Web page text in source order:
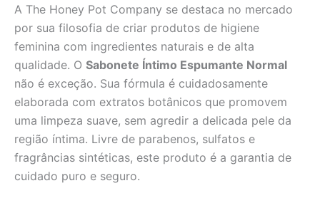
A The Honey Pot Company se destaca no mercado
por sua filosofia de criar produtos de higiene
feminina com ingredientes naturais e de alta
qualidade. O Sabonete Íntimo Espumante Normal
não é exceção. Sua fórmula é cuidadosamente
elaborada com extratos botânicos que promovem
uma limpeza suave, sem agredir a delicada pele da
região íntima. Livre de parabenos, sulfatos e
fragrâncias sintéticas, este produto é a garantia de
cuidado puro e seguro.